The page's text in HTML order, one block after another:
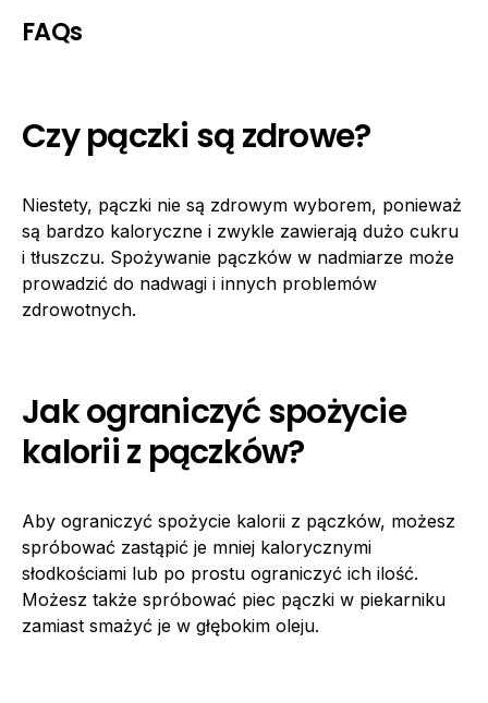
FAQs
Czy pączki są zdrowe?
Niestety, pączki nie są zdrowym wyborem, ponieważ
są bardzo kaloryczne i zwykle zawierają dużo cukru
i tłuszczu. Spożywanie pączków w nadmiarze może
prowadzić do nadwagi i innych problemów
zdrowotnych.
Jak ograniczyć spożycie
kalorii z pączków?
Aby ograniczyć spożycie kalorii z pączków, możesz
spróbować zastąpić je mniej kalorycznymi
słodkościami lub po prostu ograniczyć ich ilość.
Możesz także spróbować piec pączki w piekarniku
zamiast smażyć je w głębokim oleju.